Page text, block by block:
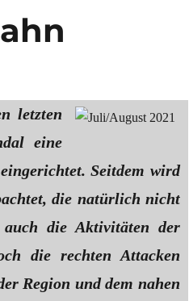
letzten
eine
Seitdem wird
die natürlich nicht
die Aktivitäten der
die rechten Attacken
Region und dem nahen